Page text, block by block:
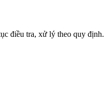
điều tra, xử lý theo quy định.